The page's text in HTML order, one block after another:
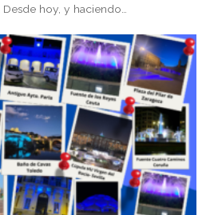
Desde hoy, y haciendo…